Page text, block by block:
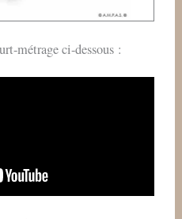
métrage ci-dessous :